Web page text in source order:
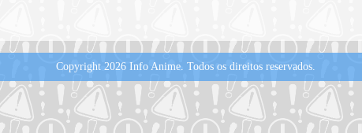
Copyright 2026 Info Anime. Todos os direitos reservados.